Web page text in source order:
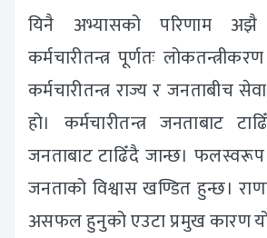
यिनै अभ्यासको परिणाम
कर्मचारीतन्त्र पूर्णतः
कर्मचारीतन्त्र राज्य र जनताबीच
हो। कर्मचारीतन्त्र जनताबाट
जनताबाट टाढिँदै जान्छ। फलस्वरूप
जनताको विश्वास खण्डित हुन्छ।
असफल हुनुको एउटा प्रमुख कारण यो